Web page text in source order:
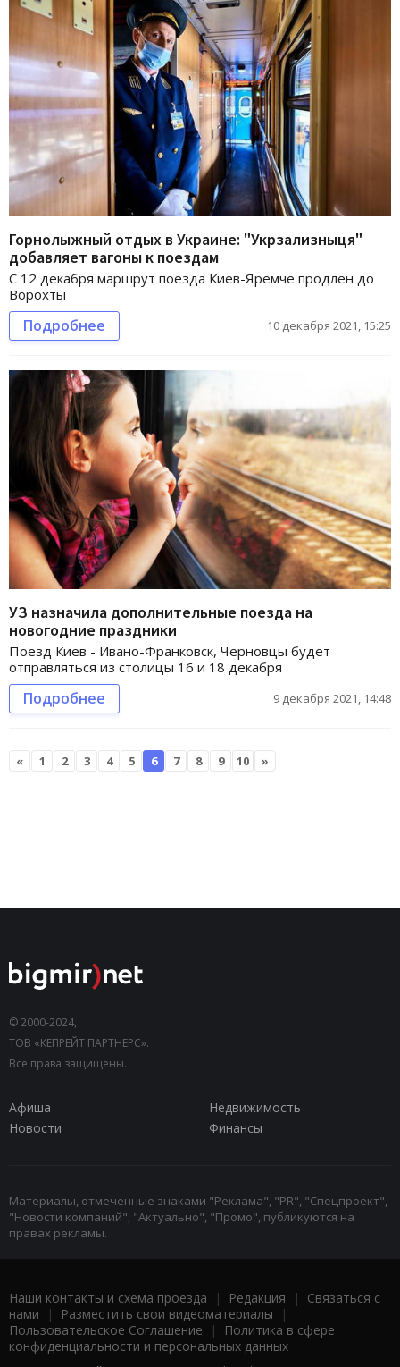
Горнолыжный отдых в Украине: "Укрзализныця"
добавляет вагоны к поездам
С 12 декабря маршрут поезда Киев-Яремче продлен до
Ворохты
Подробнее 10 декабря 2021, 15:25
УЗ назначила дополнительные поезда на
новогодние праздники
Поезд Киев - Ивано-Франковск, Черновцы будет
отправляться из столицы 16 и 18 декабря
Подробнее 9 декабря 2021, 14:48
« 1 2 3 4 5 6 7 8 9 10 »
© 2000-2024,
ТОВ «КЕПРЕЙТ ПАРТНЕРС».
Все права защищены.
Афиша
Недвижимость
Новости
Финансы
Материалы, отмеченные знаками "Реклама", "PR", "Спецпроект",
"Новости компаний", "Актуально", "Промо", публикуются на
правах рекламы.
Наши контакты и схема проезда | Редакция | Связаться с
нами | Разместить свои видеоматериалы |
Пользовательское Соглашение |
Политика в сфере
конфиденциальности и персональных данных